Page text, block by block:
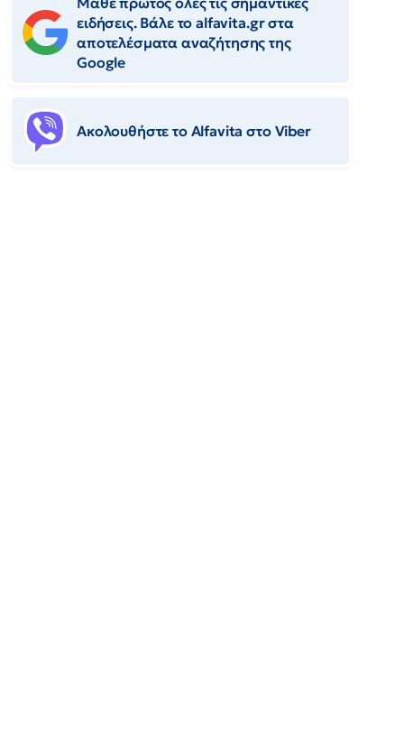
ειδήσεις. Βάλε το alfavita.gr στα
αποτελέσματα αναζήτησης της
Google
Ακολουθήστε το Αlfavita στο Viber